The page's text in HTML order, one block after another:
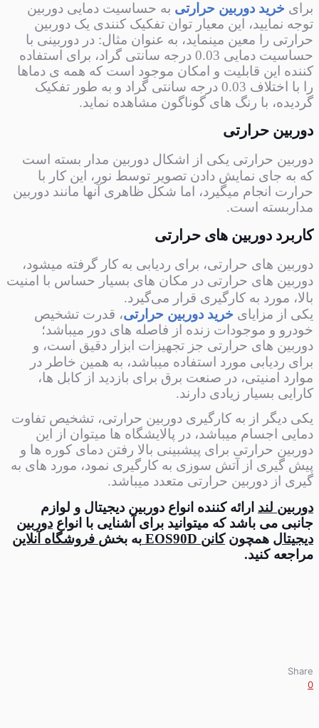
برای خرید دوربین حرارتی به حساسیت دمایی دوربین
توجه نمایید، این معیار توان تفکیک کنندی یک دوربین
حرارتی را معین مینماید، به عنوان مثال: در دوربینی با
حساسیت دمایی 0.03 درجه سانتی گراد، برای استفاده
کننده این قابلیت و امکان موجود است که همه ی دماها
را با اختلاف 0.03 درجه سانتی گراد و به طور تفکیک
گردیده، با رنگ های گوناگون مشاهده نماید.
دوربین حرارتی
دوربین حرارتی یکی از اشکال دوربین مدار بسته است
که به جای نمایش دادن تصویر توسط نور، این کار با
حرارت انجام میگیرد، اما شکل ظاهری آنها مانند دوربین
مداربسته است.
کاربرد دوربین های حرارتی
دوربین های حرارتی، برای ردیابی به کار گرفته میشود،
دوربین های حرارتی در مکان های بسیار حساس با امنیت
بالا، مورد به کارگیری قرار می‌گیرد.
یکی از مزایای خرید دوربین حرارتی، قدرت تشخیص
خودرو و موجودات زنده از فاصله های دور میباشد؛
دوربین های حرارتی جز تجهیزات ابزار دقیق است، و
برای ردیابی مورد استفاده میباشد، به همین خاطر در
موارد امنیتی، در صنعت برق برای بازدید از کابل ها،
کارایی بسیار زیادی دارند.
یکی دیگر از به کارگیری دوربین حرارتی، تشخیص تفاوت
دمایی اجسام میباشد، در پالایشگاه ها میتوان از این
دوربین حرارتی برای پیشبینی بالا رفتن دمای کوره ها و
پیش گیری از آتش سوزی به کارگیری نمود، مورد های به
گیری از دوربین حرارتی متعدد میباشد.
دوربین لند ارائه کننده انواع دوربین دیجیتال و لوازم
جانبی می باشد که میتوانید برای آشنایی با انواع دوربین
دیجیتال همچونکانن EOS90D به بخش فروشگاه آنلاین
مراجعه کنید.
Share
0